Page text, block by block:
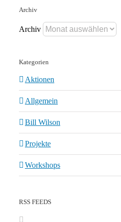
Archiv
Archiv
Kategorien
Aktionen
Allgemein
Bill Wilson
Projekte
Workshops
RSS FEEDS